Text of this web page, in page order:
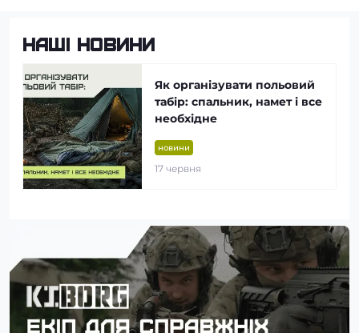
Наші новини
новини
17 червня
Як організувати польовий
табір: спальник, намет і все
необхідне